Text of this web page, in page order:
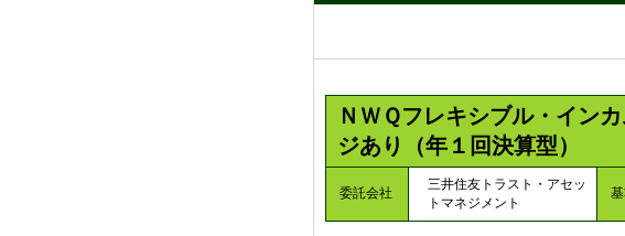
ＮＷＱフレキシブル・イン
ジあり（年１回決算型）
委託会社
三井住友トラスト・アセッ
トマネジメント